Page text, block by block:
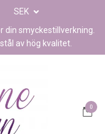
SEK
din smyckestillverkning.
av hög kvalitet.
0